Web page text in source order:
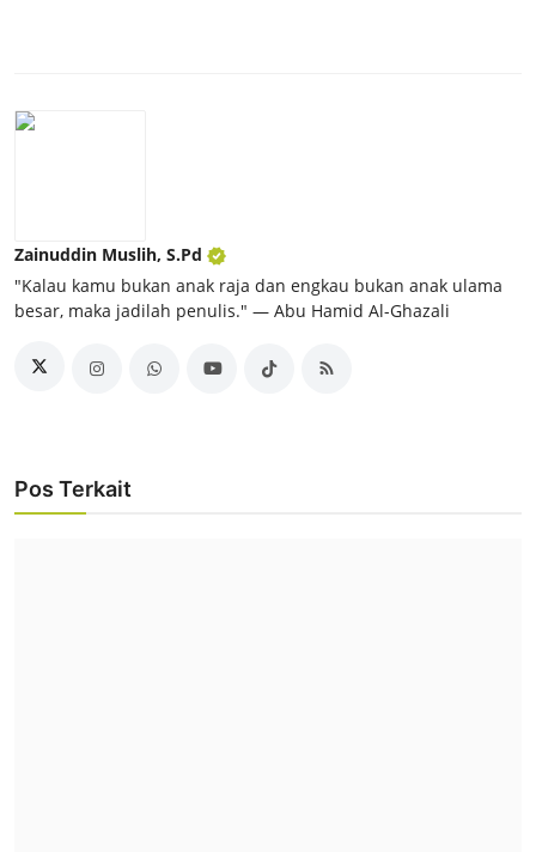
Zainuddin Muslih, S.Pd
"Kalau kamu bukan anak raja dan engkau bukan anak ulama
besar, maka jadilah penulis." ― Abu Hamid Al-Ghazali
Pos Terkait